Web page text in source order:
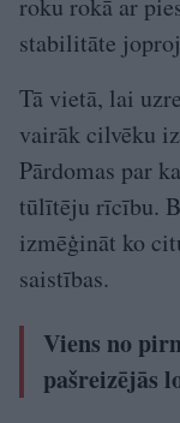
roku rokā ar
stabilitāte
Tā vietā, lai
vairāk cilvēku
Pārdomas par
tūlītēju rīcību.
izmēģināt ko
saistības.
Viens no
pašreizējās